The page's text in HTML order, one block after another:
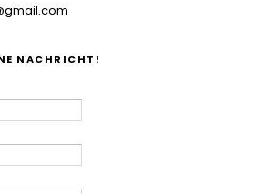
NACHRICHT!